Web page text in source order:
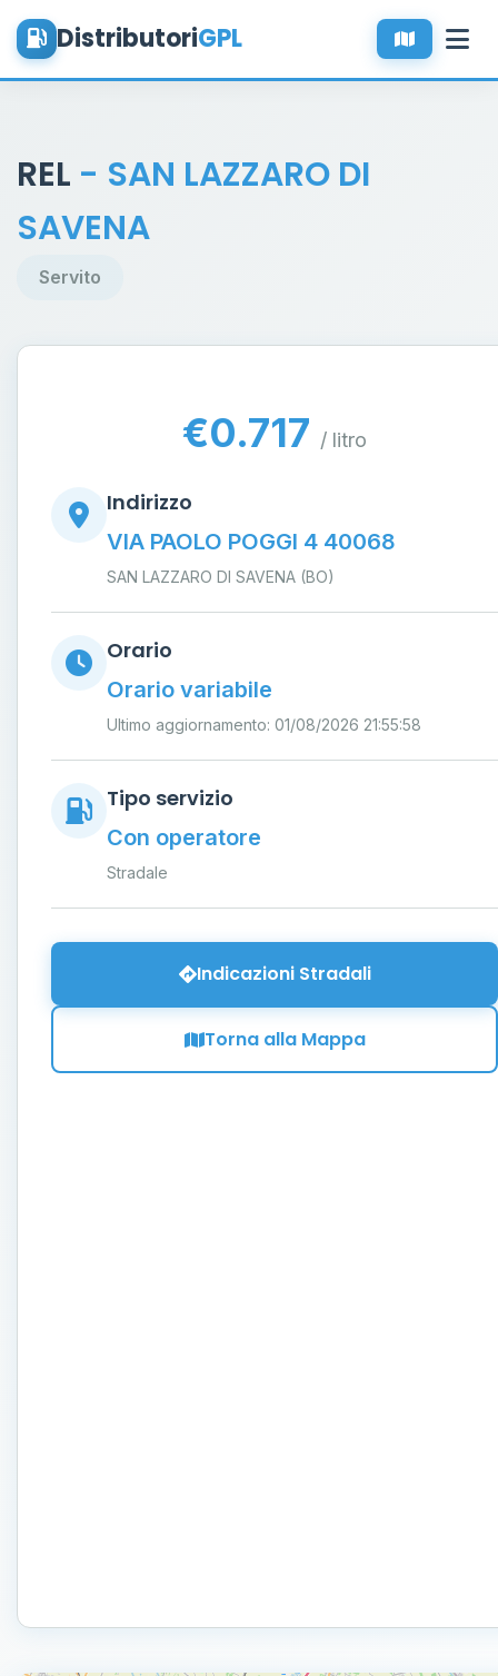
DistributoriGPL
REL - SAN LAZZARO DI
SAVENA
Servito
€0.717 / litro
Indirizzo
VIA PAOLO POGGI 4 40068
SAN LAZZARO DI SAVENA (BO)
Orario
Orario variabile
Ultimo aggiornamento: 01/08/2026 21:55:58
Tipo servizio
Con operatore
Stradale
Indicazioni Stradali
Torna alla Mappa